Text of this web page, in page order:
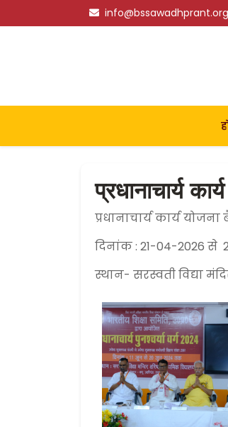
info@bssawadhprant.org
प्रधानाचार्य
प्रधानाचार्य कार्य
दिनांक : 21-04-2026
स्थान- सरस्वती विद्या